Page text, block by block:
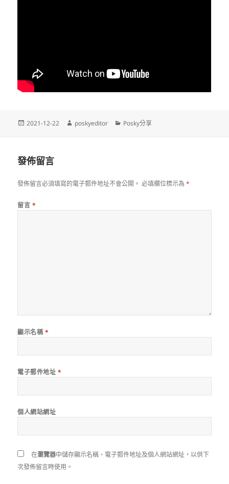
發
2021-12-22
作
poskyeditor
分
Posky分享
發佈留言
發佈留言必須填寫的電子郵件地址不會公開。 必填欄位標示為*
留言 *
顯示名稱 *
電子郵件地址 *
個人網站網址
在瀏覽器中儲存顯示名稱、電子郵件地址及個人網站網址，以供下
次發佈留言時使用。